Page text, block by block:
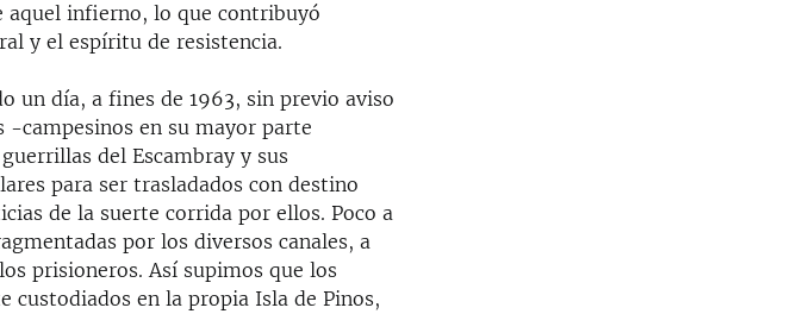
aquel infierno, lo que contribuyó
y el espíritu de resistencia.
un día, a fines de 1963, sin previo aviso
campesinos en su mayor parte
del Escambray y sus
para ser trasladados con destino
de la suerte corrida por ellos. Poco a
por los diversos canales, a
prisioneros. Así supimos que los
custodiados en la propia Isla de Pinos,